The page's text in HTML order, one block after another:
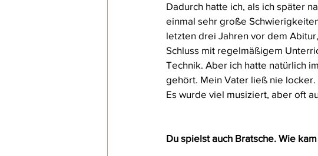
Dadurch hatte ich, als ich später
einmal sehr große
letzten drei Jahren vor dem
Schluss mit regelmäßigem
Technik. Aber ich hatte natürlich
gehört. Mein Vater ließ nie
Es wurde viel musiziert, aber oft
Du spielst auch Bratsche. Wie